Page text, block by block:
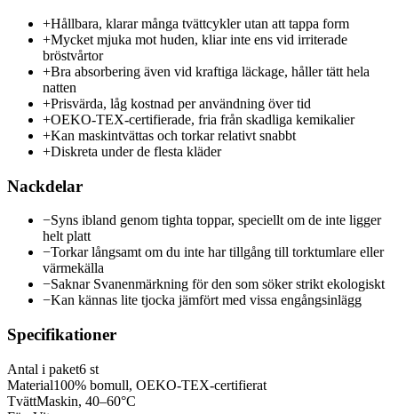
+Hållbara, klarar många tvättcykler utan att tappa form
+Mycket mjuka mot huden, kliar inte ens vid irriterade
bröstvårtor
+Bra absorbering även vid kraftiga läckage, håller tätt hela
natten
+Prisvärda, låg kostnad per användning över tid
+OEKO-TEX-certifierade, fria från skadliga kemikalier
+Kan maskintvättas och torkar relativt snabbt
+Diskreta under de flesta kläder
Nackdelar
−Syns ibland genom tighta toppar, speciellt om de inte ligger
helt platt
−Torkar långsamt om du inte har tillgång till torktumlare eller
värmekälla
−Saknar Svanenmärkning för den som söker strikt ekologiskt
−Kan kännas lite tjocka jämfört med vissa engångsinlägg
Specifikationer
Antal i paket6 st
Material100% bomull, OEKO-TEX-certifierat
TvättMaskin, 40–60°C